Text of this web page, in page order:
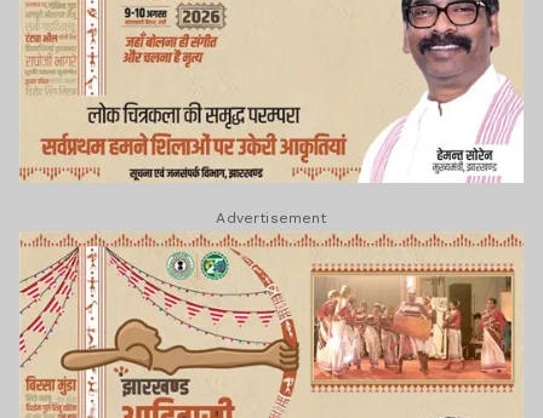
Advertisement